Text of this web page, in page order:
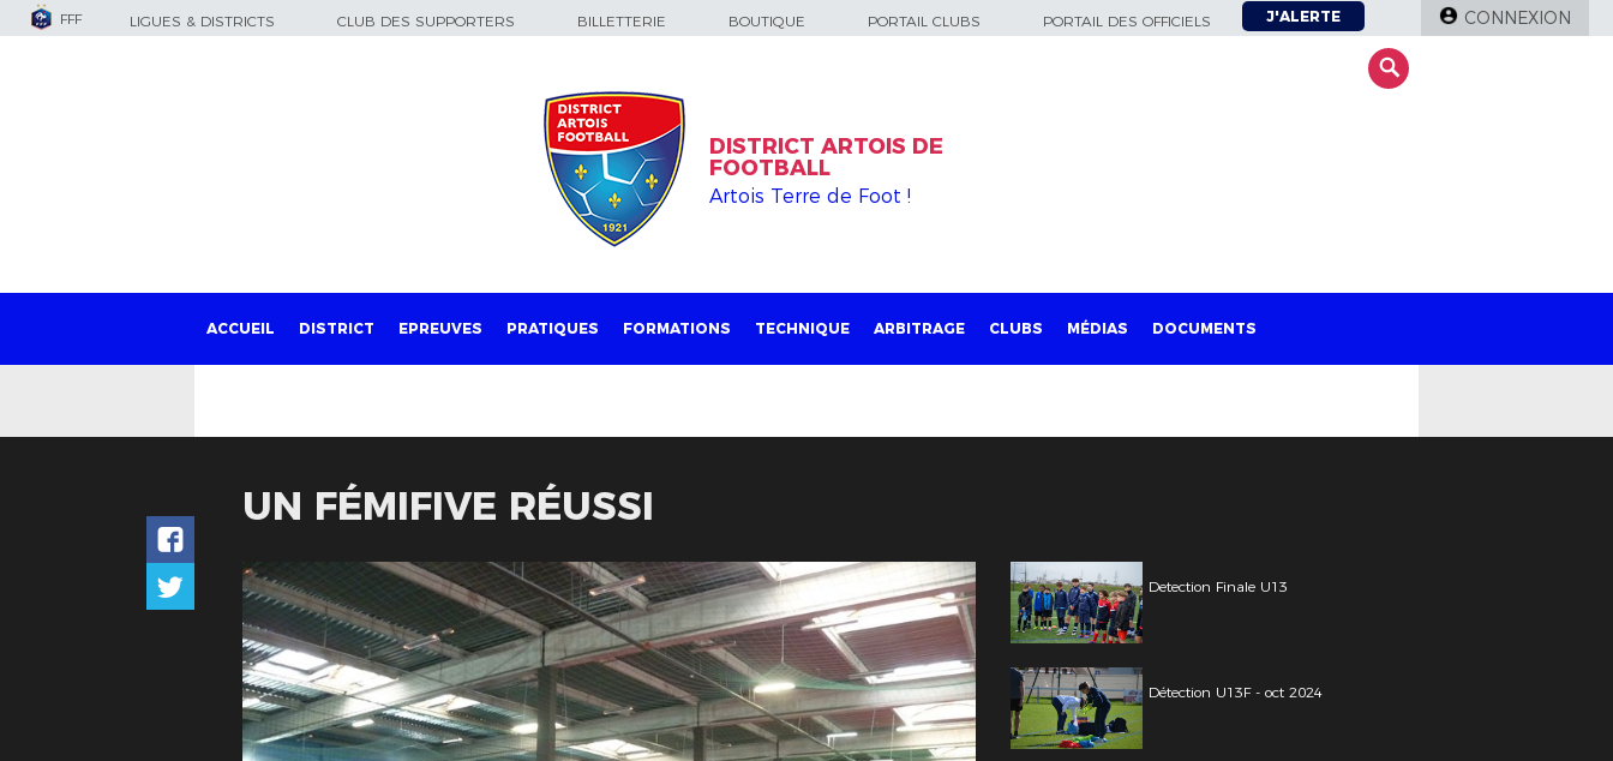
FFF LIGUES & DISTRICTS CLUB DES SUPPORTERS BILLETTERIE BOUTIQUE PORTAIL CLUBS PORTAIL DES OFFICIELS J'ALERTE CONNEXION
DISTRICT ARTOIS DE
FOOTBALL
Artois Terre de Foot !
ACCUEIL DISTRICT EPREUVES PRATIQUES FORMATIONS TECHNIQUE ARBITRAGE CLUBS MÉDIAS DOCUMENTS
UN FÉMIFIVE RÉUSSI
Detection Finale U13
Détection U13F - oct 2024